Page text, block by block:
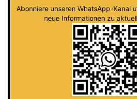
Abonniere unseren WhatsApp-Kanal
neue Informationen zu